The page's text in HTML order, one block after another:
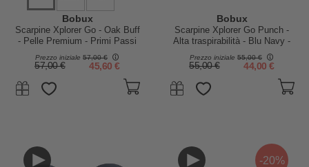
Bobux
Scarpine Xplorer Go - Oak Buff
- Pelle Premium - Primi Passi
Prezzo iniziale 57,00 €
57,00 € 45,60 €
Bobux
Scarpine Xplorer Go Punch -
Alta traspirabilità - Blu Navy -
Prezzo iniziale 55,00 €
55,00 € 44,00 €
-20%